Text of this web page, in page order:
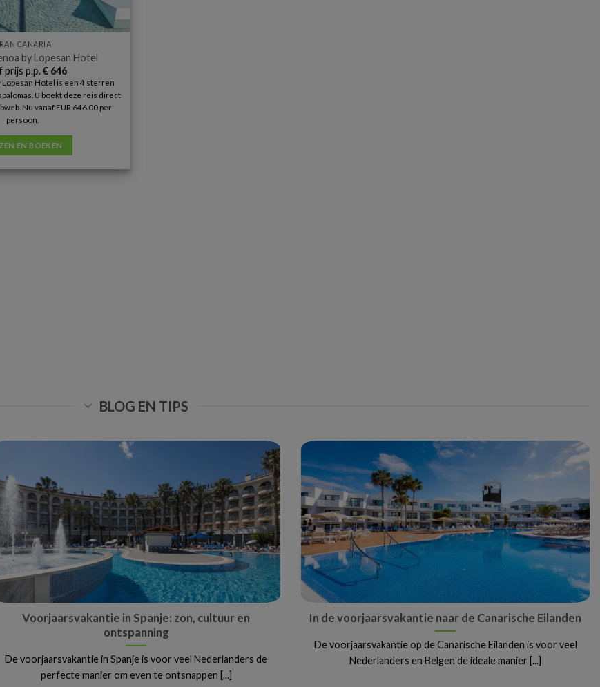
CANARIA
by Lopesan Hotel
prijs p.p.€ 646
Lopesan Hotel is een 4 sterren
U boekt deze reis direct
Nu vanaf EUR 646.00 per
persoon.
EN BOEKEN
BLOG EN TIPS
Voorjaarsvakantie in Spanje: zon, cultuur en
ontspanning
De voorjaarsvakantie in Spanje is voor veel Nederlanders de
perfecte manier om even te ontsnappen [...]
In de voorjaarsvakantie naar de Canarische Eilanden
De voorjaarsvakantie op de Canarische Eilanden is voor veel
Nederlanders en Belgen de ideale manier [...]